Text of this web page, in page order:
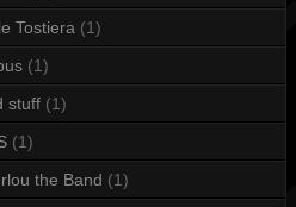
Tostiera (1)
(1)
stuff (1)
(1)
the Band (1)